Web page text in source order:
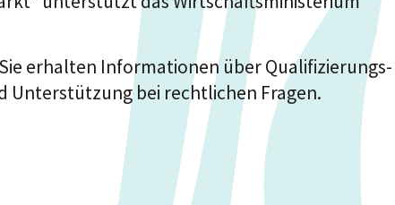
erhalten Informationen über Qualifizierungs-
Unterstützung bei rechtlichen Fragen.